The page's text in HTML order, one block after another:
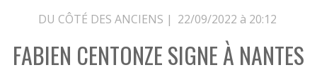
DU CÔTÉ DES ANCIENS | 22/09/2022 à 20:12
FABIEN CENTONZE SIGNE À NANTES